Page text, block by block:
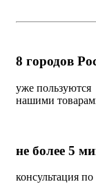
8 городов
уже пользуются
нашими
не более 5
консультация